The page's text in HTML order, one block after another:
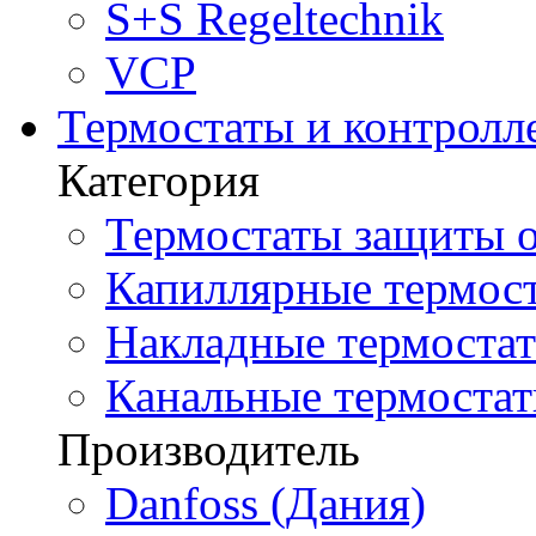
S+S Regeltechnik
VCP
Термостаты и
Категория
Термостаты защиты
Капиллярные
Накладные
Канальные
Производитель
Danfoss (Дания)